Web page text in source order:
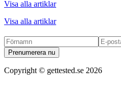
Visa alla artiklar
Visa alla artiklar
Prenumerera nu
Copyright © gettested.se 2026